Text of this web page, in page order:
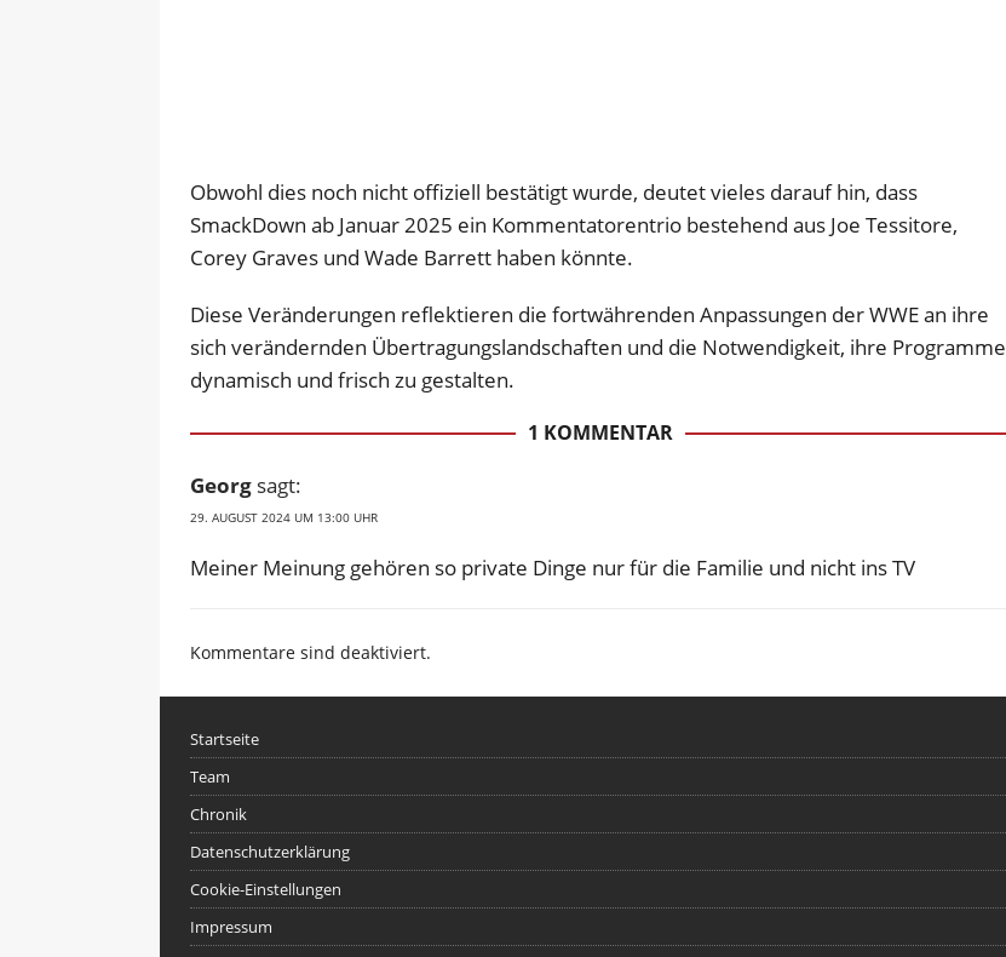
Obwohl dies noch nicht offiziell bestätigt wurde, deutet vieles darauf hin, dass
SmackDown ab Januar 2025 ein Kommentatorentrio bestehend aus Joe Tessitore,
Corey Graves und Wade Barrett haben könnte.
Diese Veränderungen reflektieren die fortwährenden Anpassungen der WWE an ihre
sich verändernden Übertragungslandschaften und die Notwendigkeit, ihre Programme
dynamisch und frisch zu gestalten.
1 KOMMENTAR
Georg sagt:
29. AUGUST 2024 UM 13:00 UHR
Meiner Meinung gehören so private Dinge nur für die Familie und nicht ins TV
Kommentare sind deaktiviert.
Startseite
Team
Chronik
Datenschutzerklärung
Cookie-Einstellungen
Impressum